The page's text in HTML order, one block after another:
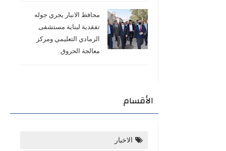
محافظ الانبار يجري جوله
تفقدية لبناية مستشفى
الرمادي التعليمي ومركز
معالجة الحروق .
الأقسام
الاخبار